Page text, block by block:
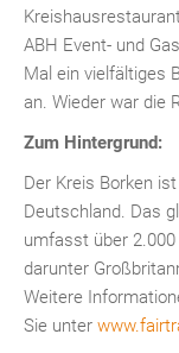
ABH Event- und
Mal ein vielfältiges
an. Wieder war die
Zum Hintergrund:
Der Kreis Borken
Deutschland. Das
umfasst über
darunter
Weitere
Sie unter